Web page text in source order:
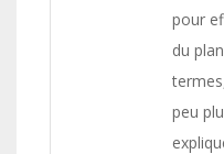
pour
du
peu